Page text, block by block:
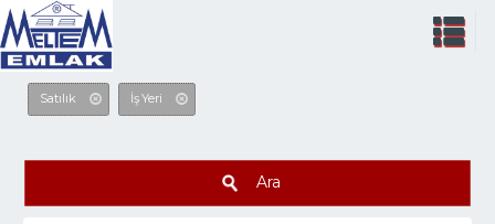
Satılık İş Yeri
Ara